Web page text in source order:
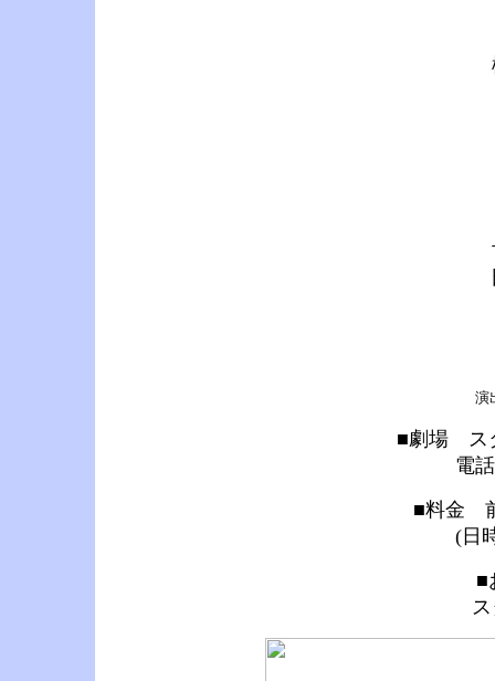
演
■劇場 ス
電
■料金
(日
■